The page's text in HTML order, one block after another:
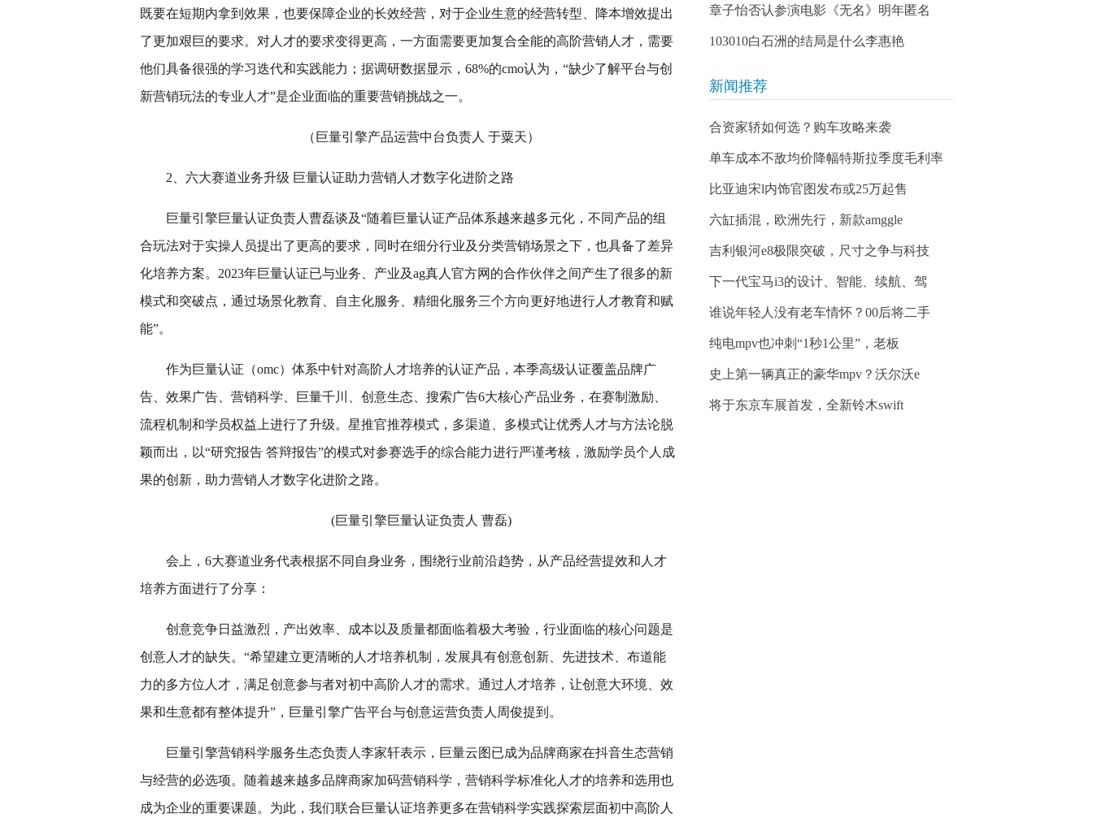
既要在短期内拿到效果，也要保障企业的长效经营，对于企业生意的经营转型、降本增效提出
了更加艰巨的要求。对人才的要求变得更高，一方面需要更加复合全能的高阶营销人才，需要
他们具备很强的学习迭代和实践能力；据调研数据显示，68%的cmo认为，“缺少了解平台与创
新营销玩法的专业人才”是企业面临的重要营销挑战之一。
（巨量引擎产品运营中台负责人 于粟天）
2、六大赛道业务升级 巨量认证助力营销人才数字化进阶之路
巨量引擎巨量认证负责人曹磊谈及“随着巨量认证产品体系越来越多元化，不同产品的组
合玩法对于实操人员提出了更高的要求，同时在细分行业及分类营销场景之下，也具备了差异
化培养方案。2023年巨量认证已与业务、产业及ag真人官方网的合作伙伴之间产生了很多的新
模式和突破点，通过场景化教育、自主化服务、精细化服务三个方向更好地进行人才教育和赋
能”。
作为巨量认证（omc）体系中针对高阶人才培养的认证产品，本季高级认证覆盖品牌广
告、效果广告、营销科学、巨量千川、创意生态、搜索广告6大核心产品业务，在赛制激励、
流程机制和学员权益上进行了升级。星推官推荐模式，多渠道、多模式让优秀人才与方法论脱
颖而出，以“研究报告 答辩报告”的模式对参赛选手的综合能力进行严谨考核，激励学员个人成
果的创新，助力营销人才数字化进阶之路。
(巨量引擎巨量认证负责人 曹磊)
会上，6大赛道业务代表根据不同自身业务，围绕行业前沿趋势，从产品经营提效和人才
培养方面进行了分享：
创意竞争日益激烈，产出效率、成本以及质量都面临着极大考验，行业面临的核心问题是
创意人才的缺失。“希望建立更清晰的人才培养机制，发展具有创意创新、先进技术、布道能
力的多方位人才，满足创意参与者对初中高阶人才的需求。通过人才培养，让创意大环境、效
果和生意都有整体提升”，巨量引擎广告平台与创意运营负责人周俊提到。
巨量引擎营销科学服务生态负责人李家轩表示，巨量云图已成为品牌商家在抖音生态营销
与经营的必选项。随着越来越多品牌商家加码营销科学，营销科学标准化人才的培养和选用也
成为企业的重要课题。为此，我们联合巨量认证培养更多在营销科学实践探索层面初中高阶人
章子怡否认参演电影《无名》明年匿名
103010白石洲的结局是什么李惠艳
新闻推荐
合资家轿如何选？购车攻略来袭
单车成本不敌均价降幅特斯拉季度毛利率
比亚迪宋l内饰官图发布或25万起售
六缸插混，欧洲先行，新款amggle
吉利银河e8极限突破，尺寸之争与科技
下一代宝马i3的设计、智能、续航、驾
谁说年轻人没有老车情怀？00后将二手
纯电mpv也冲刺“1秒1公里”，老板
史上第一辆真正的豪华mpv？沃尔沃e
将于东京车展首发，全新铃木swift